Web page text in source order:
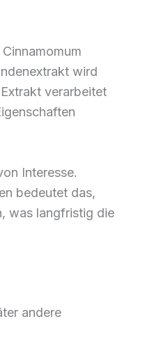
wird
verarbeitet
Interesse.
bedeutet das,
was langfristig die
andere